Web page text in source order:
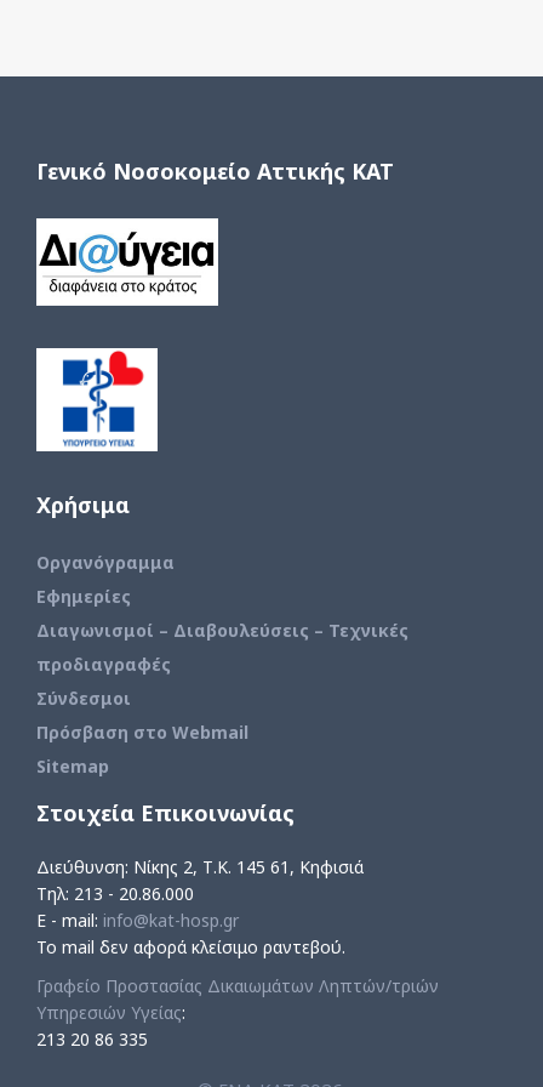
Γενικό Νοσοκομείο Αττικής ΚΑΤ
Χρήσιμα
Οργανόγραμμα
Εφημερίες
Διαγωνισμοί – Διαβουλεύσεις – Τεχνικές
προδιαγραφές
Σύνδεσμοι
Πρόσβαση στο Webmail
Sitemap
Στοιχεία Επικοινωνίας
Διεύθυνση: Νίκης 2, Τ.Κ. 145 61, Κηφισιά
Τηλ: 213 - 20.86.000
E - mail: info@kat-hosp.gr
Το mail δεν αφορά κλείσιμο ραντεβού.
Γραφείο Προστασίας Δικαιωμάτων Ληπτών/τριών
Υπηρεσιών Υγείας:
213 20 86 335